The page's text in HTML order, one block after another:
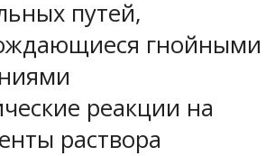
путей,
гнойными
реакции на
раствора